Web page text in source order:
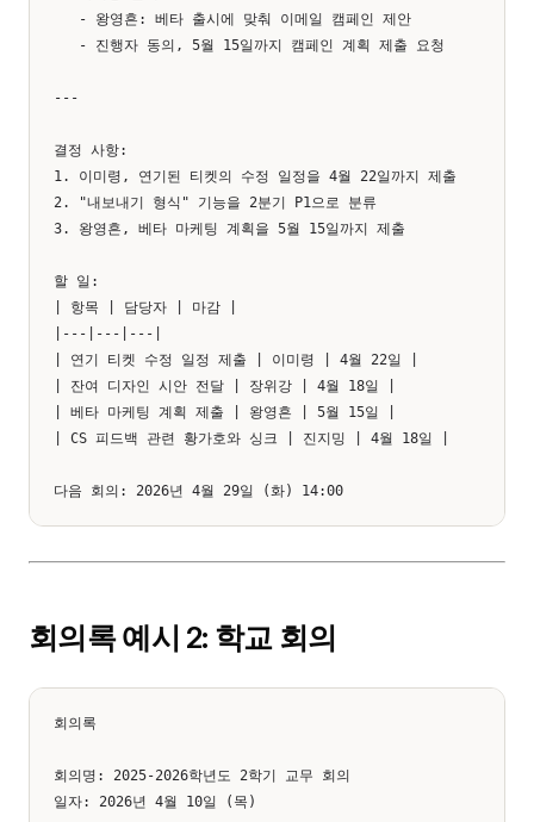
   - 왕영흔: 베타 출시에 맞춰 이메일 캠페인 제안
   - 진행자 동의, 5월 15일까지 캠페인 계획 제출 요청
---
결정 사항:
1. 이미령, 연기된 티켓의 수정 일정을 4월 22일까지 제출
2. "내보내기 형식" 기능을 2분기 P1으로 분류
3. 왕영흔, 베타 마케팅 계획을 5월 15일까지 제출
할 일:
| 항목 | 담당자 | 마감 |
|---|---|---|
| 연기 티켓 수정 일정 제출 | 이미령 | 4월 22일 |
| 잔여 디자인 시안 전달 | 장위강 | 4월 18일 |
| 베타 마케팅 계획 제출 | 왕영흔 | 5월 15일 |
| CS 피드백 관련 황가호와 싱크 | 진지밍 | 4월 18일 |
회의록 예시 2: 학교 회의
회의록
회의명: 2025-2026학년도 2학기 교무 회의
일자: 2026년 4월 10일 (목)